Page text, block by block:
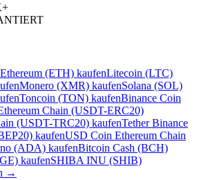
Ethereum (ETH) kaufenLitecoin (LTC)
Monero (XMR) kaufenSolana (SOL)
Toncoin (TON) kaufenBinance Coin
Chain (USDT-ERC20)
(USDT-TRC20) kaufenTether Binance
kaufenUSD Coin Ethereum Chain
(ADA) kaufenBitcoin Cash (BCH)
kaufenSHIBA INU (SHIB)
→